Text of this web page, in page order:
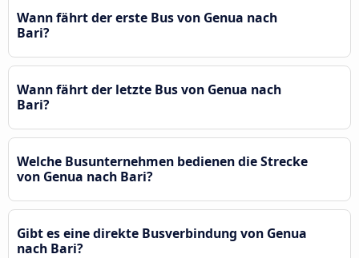
Wann fährt der erste Bus von Genua nach
Bari?
Wann fährt der letzte Bus von Genua nach
Bari?
Welche Busunternehmen bedienen die Strecke
von Genua nach Bari?
Gibt es eine direkte Busverbindung von Genua
nach Bari?